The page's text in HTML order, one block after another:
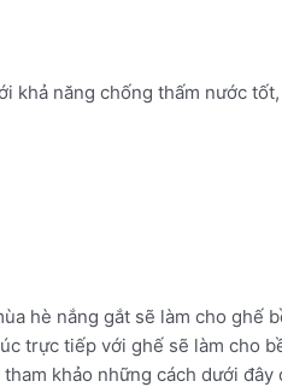
khả năng chống thấm nước
hè nắng gắt sẽ làm cho ghế
trực tiếp với ghế sẽ làm cho
khảo những cách dưới đây